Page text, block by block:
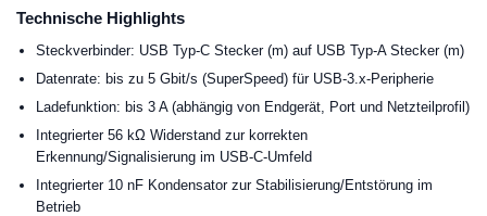
Technische Highlights
Steckverbinder: USB Typ-C Stecker (m) auf USB Typ-A Stecker (m)
Datenrate: bis zu 5 Gbit/s (SuperSpeed) für USB-3.x-Peripherie
Ladefunktion: bis 3 A (abhängig von Endgerät, Port und Netzteilprofil)
Integrierter 56 kΩ Widerstand zur korrekten
Erkennung/Signalisierung im USB-C-Umfeld
Integrierter 10 nF Kondensator zur Stabilisierung/Entstörung im
Betrieb